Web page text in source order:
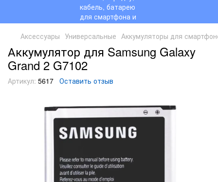
Аксессуары Универсальные Аккумуляторы для
Аккумулятор для Samsung Galaxy
Grand 2 G7102
Артикул: 5617 Оставить отзыв